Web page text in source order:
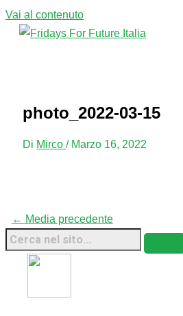
Vai al contenuto
photo_2022-03-15
Di Mirco/ Marzo 16, 2022
← Media precedente